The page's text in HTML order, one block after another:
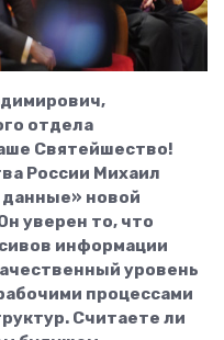
отдела
Святейшество!
России Михаил
новой
уверен то, что
информации
уровень
процессами
Считаете ли